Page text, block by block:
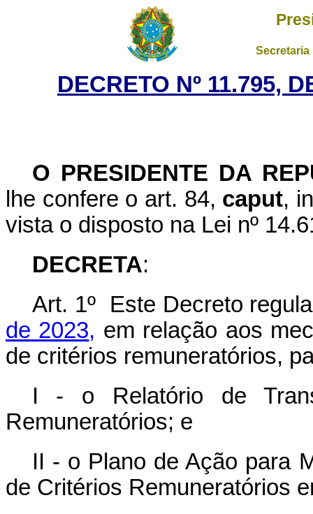
DECRETO Nº 11.795,
O PRESIDENTE DA
lhe confere o art. 84, caput,
vista o disposto na Lei nº
DECRETA:
Art. 1º Este Decreto
de 2023, em relação aos
de critérios remuneratórios,
I - o Relatório de
Remuneratórios; e
II - o Plano de Ação para
de Critérios Remuneratórios